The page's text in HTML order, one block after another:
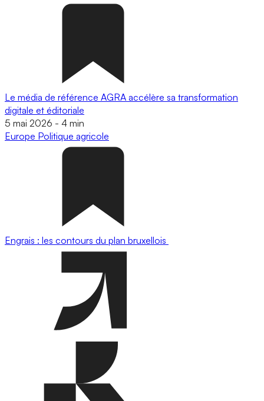
Le média de référence AGRA accélère sa transformation
digitale et éditoriale
5 mai 2026 - 4 min
Europe Politique agricole
Engrais : les contours du plan bruxellois